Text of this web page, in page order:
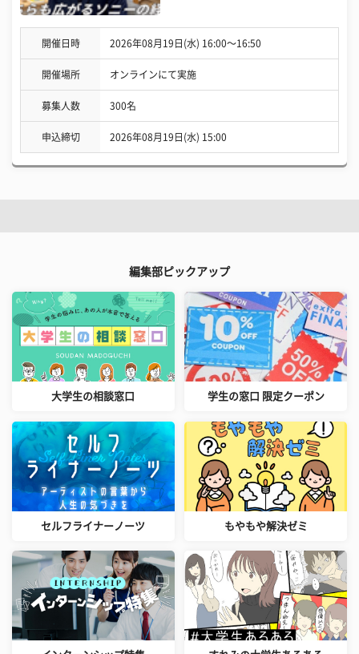
開催日時 2026年08月19日(水) 16:00〜16:50
開催場所 オンラインにて実施
募集人数 300名
申込締切 2026年08月19日(水) 15:00
編集部ピックアップ
大学生の相談窓口 学生の窓口 限定クーポン
セルフライナーノーツ もやもや解決ゼミ